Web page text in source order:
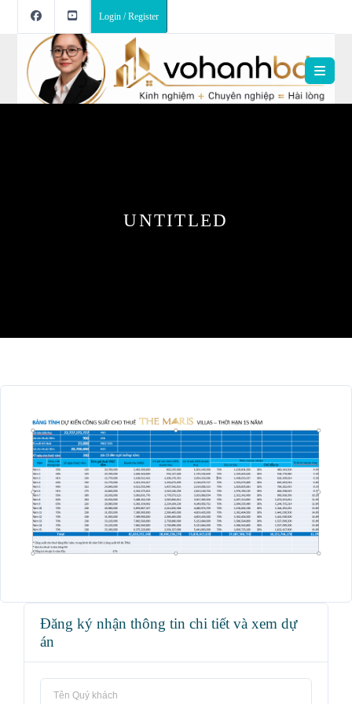
Login / Register
UNTITLED
Đăng ký nhận thông tin chi tiết và xem dự
án